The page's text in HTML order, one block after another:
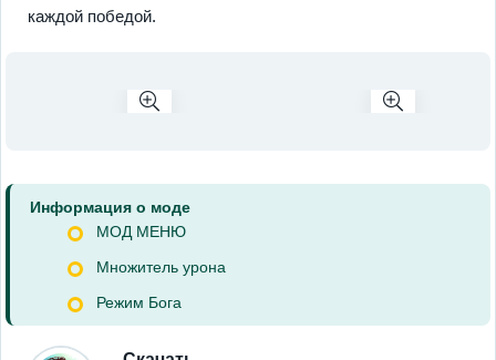
каждой победой.
Информация о моде
МОД МЕНЮ
Множитель урона
Режим Бога